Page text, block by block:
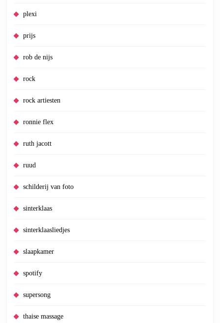
plexi
prijs
rob de nijs
rock
rock artiesten
ronnie flex
ruth jacott
ruud
schilderij van foto
sinterklaas
sinterklaasliedjes
slaapkamer
spotify
supersong
thaise massage